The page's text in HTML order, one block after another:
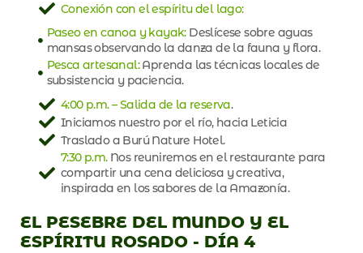
Conexión con el espíritu del lago:
Paseo en canoa y kayak:Deslícese sobre aguas
mansas observando la danza de la fauna y flora.
Pesca artesanal:Aprenda las técnicas locales de
subsistencia y paciencia.
4:00 p.m. – Salida de la reserva.
Iniciamos nuestro por el río, hacia Leticia
Traslado a Burú Nature Hotel.
7:30 p.m.Nos reuniremos en el restaurante para
compartir una cena deliciosa y creativa,
inspirada en los sabores de la Amazonía.
EL PESEBRE DEL MUNDO Y EL
ESPÍRITU ROSADO - DÍA 4